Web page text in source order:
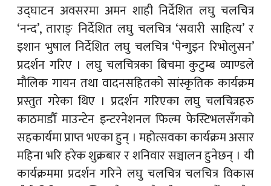
उद्घाटन अवसरमा अमन शाही निर्देशित लघु चलचित्र
‘नन्द’, ताराङ् निर्देशित लघु चलचित्र ‘सवारी साहित्य’ र
इशान भुषाल निर्देशित लघु चलचित्र ‘पेन्गुइन रिभोलुसन’
प्रदर्शन गरिए । लघु चलचित्रका बिचमा कुटुम्ब व्याण्डले
मौलिक गायन तथा वादनसहितको सांस्कृतिक कार्यक्रम
प्रस्तुत गरेका थिए । प्रदर्शन गरिएका लघु चलचित्रहरु
काठमाडौँ माउन्टेन इन्टरनेशनल फिल्म फेस्टिभलसँगको
सहकार्यमा प्राप्त भएका हुन् । महोत्सवका कार्यक्रम असार
महिना भरि हरेक शुक्रबार र शनिवार सञ्चालन हुनेछन् । यी
कार्यक्रममा प्रदर्शन गरिने लघु चलचित्र चलचित्र विकास